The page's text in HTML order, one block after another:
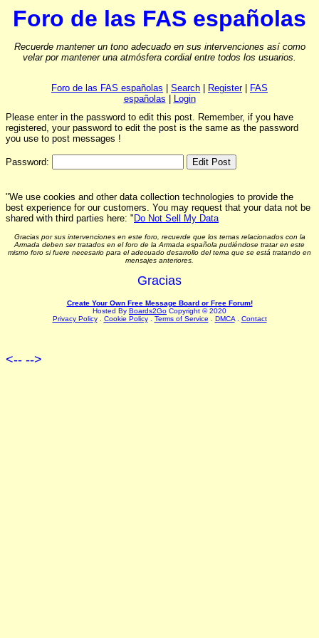
Foro de las FAS españolas
Recuerde mantener un tono adecuado en sus intervenciones así como
velar por mantener una atmósfera cordial entre todos los usuarios.
Foro de las FAS españolas Search Register|
FAS
españolas
Login
Please enter in the password to edit this post. Remember, if you have
registered, your password to edit the post is the same as the password
you use to post messages !
Password:
"We use cookies and other data collection technologies to provide the
best experience for our customers. You may request that your data not be
shared with third parties here: " Do Not Sell My Data
Gracias por sus intervenciones en este foro, recuerde que los temas relacionados con la
Armada deben ser tratados en el foro de la Armada española pudiéndose tratar en este
mismo foro si fuere necesario para el adecuado desarrollo del tema que se está tratando en
mensajes anteriores.
Gracias
Create Your Own Free Message Board or Free Forum!
Hosted By Boards2Go Copyright © 2020
Privacy Policy. Cookie Policy. Terms of Service DMCA. Contact
<-- -->